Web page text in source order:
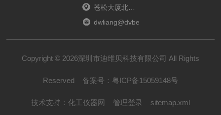
苍松大厦北座
1901
dwliang@dvbei.com
Copyright © 2026深圳市迪维贝科技有限公司 All Rights
Reserved 备案号： 粤ICP备15059148号
技术支持： 化工仪器网 管理登录 sitemap.xml